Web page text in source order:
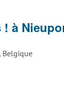
à
Belgique